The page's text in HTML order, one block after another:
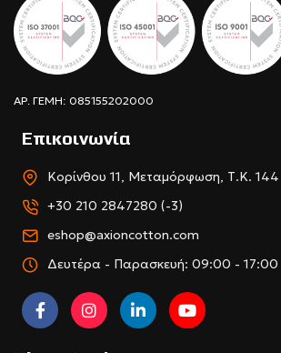
ΑΡ. ΓΕΜΗ: 085155202000
Επικοινωνία
Κορίνθου 11, Μεταμόρφωση, Τ.Κ. 144
+30 210 2847280 (-3)
eshop@axioncotton.com
Δευτέρα - Παρασκευή: 09:00 - 17:00